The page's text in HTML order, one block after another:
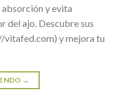
y evita
del ajo. Descubre sus
y mejora tu
→